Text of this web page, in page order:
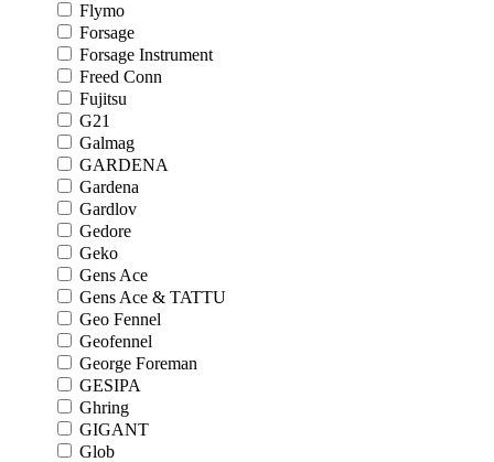
Flymo
Forsage
Forsage Instrument
Freed Conn
Fujitsu
G21
Galmag
GARDENA
Gardena
Gardlov
Gedore
Geko
Gens Ace
Gens Ace & TATTU
Geo Fennel
Geofennel
George Foreman
GESIPA
Ghring
GIGANT
Glob